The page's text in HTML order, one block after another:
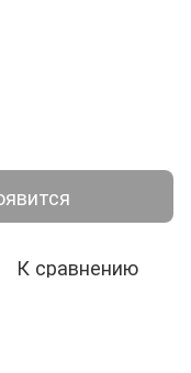
К сравнению